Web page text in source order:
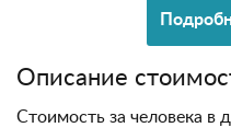
Описание
Стоимость за человека в